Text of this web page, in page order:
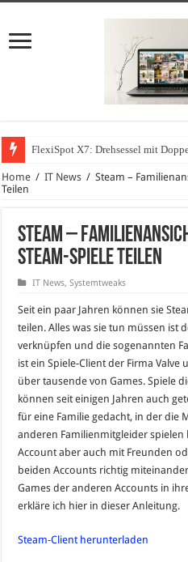
FlexiSpot X7: Drehsessel mit
Wie können sich Unternehmen vor
Home / IT News / Steam –
Teilen
Steam –
Steam-Spiele Teilen
IT News,Systemtweaks
Seit ein paar Jahren können sie
teilen. Alles was sie tun müssen ist
verknüpfen und die sogenannten
ist ein Spiele-Client der Firma
über tausende von Games. Spiele
können seit einigen Jahren auch
für eine Familie gedacht, in der die
anderen Familienmitgleider spielen
Account aber auch mit Freunden
beiden Accounts richtig
Games der anderen Accounts in
erkläre ich hier in dieser Anleitung.
Steam-Client herunterladen